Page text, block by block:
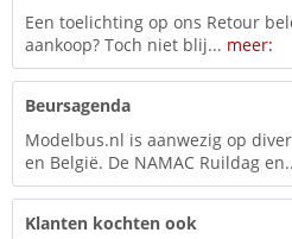
Een toelichting op ons Retour
aankoop? Toch niet blij... meer:
Beursagenda
Modelbus.nl is aanwezig op
en België. De NAMAC Ruildag
Klanten kochten ook